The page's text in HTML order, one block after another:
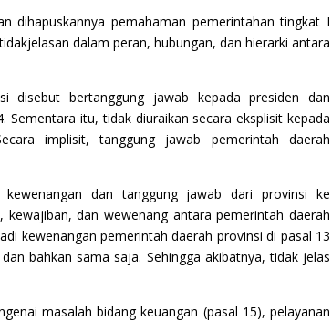
dihapuskannya pemahaman pemerintahan tingkat I
dalam peran, hubungan, dan hierarki antara
disebut bertanggung jawab kepada presiden dan
itu, tidak diuraikan secara eksplisit kepada
implisit, tanggung jawab pemerintah daerah
dan tanggung jawab dari provinsi ke
dan wewenang antara pemerintah daerah
kewenangan pemerintah daerah provinsi di pasal 13
bahkan sama saja. Sehingga akibatnya, tidak jelas
masalah bidang keuangan (pasal 15), pelayanan